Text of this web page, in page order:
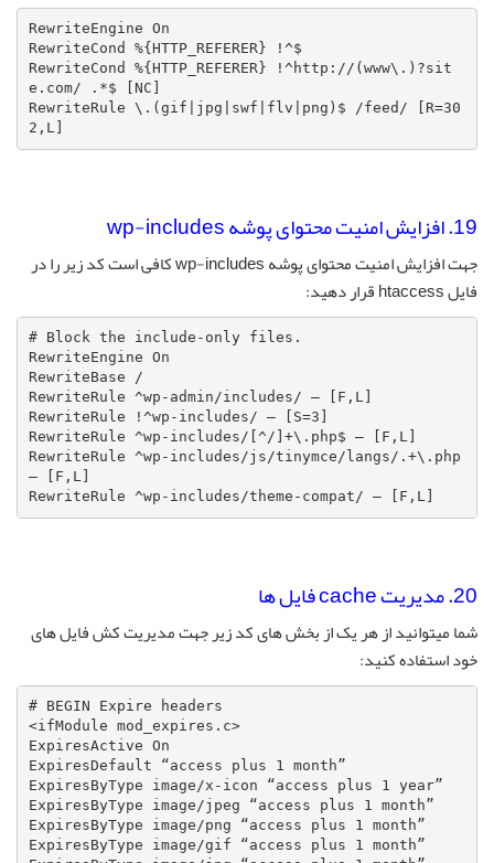
RewriteEngine On
RewriteCond %{HTTP_REFERER} !^$
RewriteCond %{HTTP_REFERER} !^http://(www\.)?sit
e.com/ .*$ [NC]
RewriteRule \.(gif|jpg|swf|flv|png)$ /feed/ [R=30
2,L]
19. افزایش امنیت محتوای پوشه wp-includes
جهت افزایش امنیت محتوای پوشه wp-includes کافی است کد زیر را در
فایل htaccess قرار دهید:
# Block the include-only files.
RewriteEngine On
RewriteBase /
RewriteRule ^wp-admin/includes/ – [F,L]
RewriteRule !^wp-includes/ – [S=3]
RewriteRule ^wp-includes/[^/]+\.php$ – [F,L]
RewriteRule ^wp-includes/js/tinymce/langs/.+\.php
– [F,L]
RewriteRule ^wp-includes/theme-compat/ – [F,L]
20. مدیریت cache فایل ها
شما میتوانید از هر یک از بخش های کد زیر جهت مدیریت کش فایل های
خود استفاده کنید:
# BEGIN Expire headers
<ifModule mod_expires.c>
ExpiresActive On
ExpiresDefault “access plus 1 month”
ExpiresByType image/x-icon “access plus 1 year”
ExpiresByType image/jpeg “access plus 1 month”
ExpiresByType image/png “access plus 1 month”
ExpiresByType image/gif “access plus 1 month”